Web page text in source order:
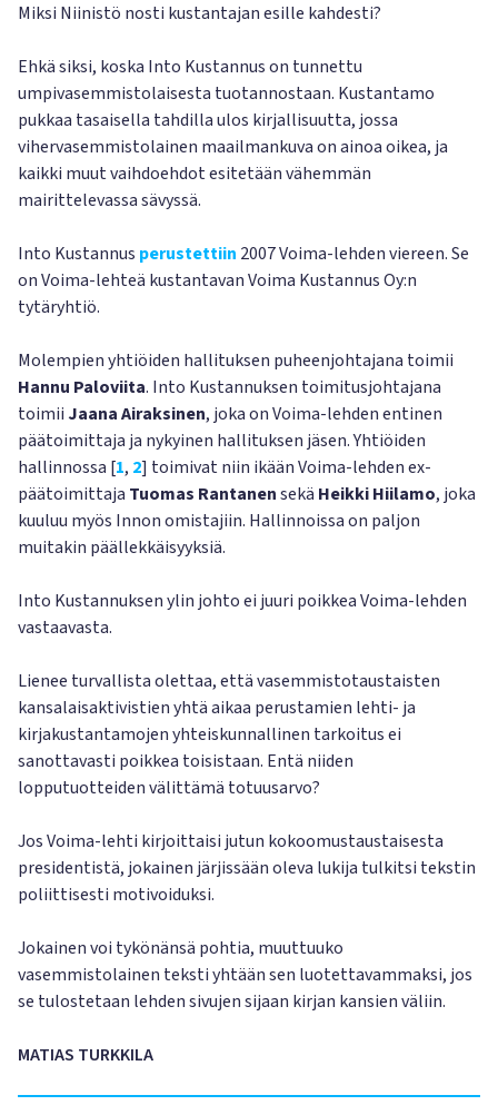
Miksi Niinistö nosti kustantajan esille kahdesti?
Ehkä siksi, koska Into Kustannus on tunnettu
umpivasemmistolaisesta tuotannostaan. Kustantamo
pukkaa tasaisella tahdilla ulos kirjallisuutta, jossa
vihervasemmistolainen maailmankuva on ainoa oikea, ja
kaikki muut vaihdoehdot esitetään vähemmän
mairittelevassa sävyssä.
Into Kustannus perustettiin 2007 Voima-lehden viereen. Se
on Voima-lehteä kustantavan Voima Kustannus Oy:n
tytäryhtiö.
Molempien yhtiöiden hallituksen puheenjohtajana toimii
Hannu Paloviita. Into Kustannuksen toimitusjohtajana
toimii Jaana Airaksinen, joka on Voima-lehden entinen
päätoimittaja ja nykyinen hallituksen jäsen. Yhtiöiden
hallinnossa [1, 2] toimivat niin ikään Voima-lehden ex-
päätoimittaja Tuomas Rantanensekä Heikki Hiilamo, joka
kuuluu myös Innon omistajiin. Hallinnoissa on paljon
muitakin päällekkäisyyksiä.
Into Kustannuksen ylin johto ei juuri poikkea Voima-lehden
vastaavasta.
Lienee turvallista olettaa, että vasemmistotaustaisten
kansalaisaktivistien yhtä aikaa perustamien lehti- ja
kirjakustantamojen yhteiskunnallinen tarkoitus ei
sanottavasti poikkea toisistaan. Entä niiden
lopputuotteiden välittämä totuusarvo?
Jos Voima-lehti kirjoittaisi jutun kokoomustaustaisesta
presidentistä, jokainen järjissään oleva lukija tulkitsi tekstin
poliittisesti motivoiduksi.
Jokainen voi tykönänsä pohtia, muuttuuko
vasemmistolainen teksti yhtään sen luotettavammaksi, jos
se tulostetaan lehden sivujen sijaan kirjan kansien väliin.
MATIAS TURKKILA